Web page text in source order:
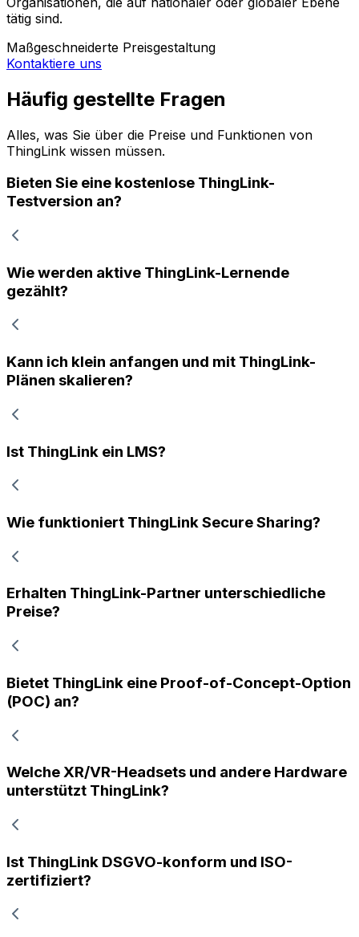
tätig sind.
Maßgeschneiderte Preisgestaltung
Kontaktiere uns
Häufig gestellte Fragen
Alles, was Sie über die Preise und Funktionen von
ThingLink wissen müssen.
Bieten Sie eine kostenlose ThingLink-
Testversion an?
Wie werden aktive ThingLink-Lernende
gezählt?
Kann ich klein anfangen und mit ThingLink-
Plänen skalieren?
Ist ThingLink ein LMS?
Wie funktioniert ThingLink Secure Sharing?
Erhalten ThingLink-Partner unterschiedliche
Preise?
Bietet ThingLink eine Proof-of-Concept-Option
(POC) an?
Welche XR/VR-Headsets und andere Hardware
unterstützt ThingLink?
Ist ThingLink DSGVO-konform und ISO-
zertifiziert?